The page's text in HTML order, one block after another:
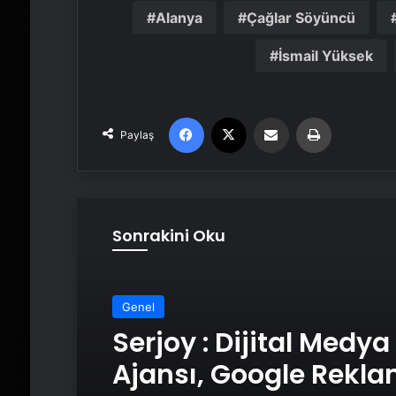
Alanya Çağlar Söyüncü
İsmail Yüksek
Paylaş
Facebook Email'den paylaş
Sonrakini Oku
Genel
Serjoy : Dijital Medya
Ajansı, Google